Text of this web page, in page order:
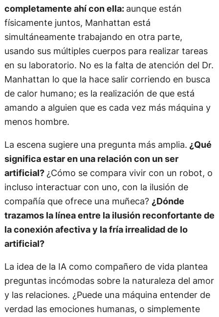
completamente ahí con ella: aunque están
físicamente juntos, Manhattan está
simultáneamente trabajando en otra parte,
usando sus múltiples cuerpos para realizar tareas
en su laboratorio. No es la falta de atención del Dr.
Manhattan lo que la hace salir corriendo en busca
de calor humano; es la realización de que está
amando a alguien que es cada vez más máquina y
menos hombre.
La escena sugiere una pregunta más amplia. ¿Qué
significa estar en una relación con un ser
artificial? ¿Cómo se compara vivir con un robot, o
incluso interactuar con uno, con la ilusión de
compañía que ofrece una muñeca? ¿Dónde
trazamos la línea entre la ilusión reconfortante de
la conexión afectiva y la fría irrealidad de lo
artificial?
La idea de la IA como compañero de vida plantea
preguntas incómodas sobre la naturaleza del amor
y las relaciones. ¿Puede una máquina entender de
verdad las emociones humanas, o simplemente